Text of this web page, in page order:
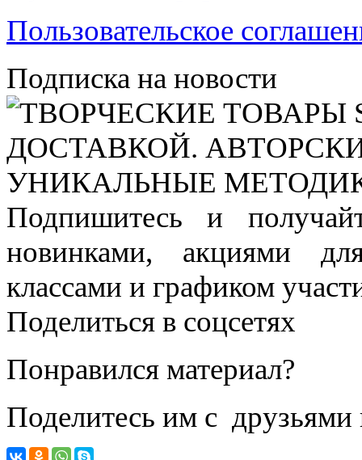
Пользовательское
Подписка на новости
Подпишитесь и
новинками, акциями
классами и графиком
Поделиться в соцсетях
Понравился материал?
Поделитесь им с друзьями